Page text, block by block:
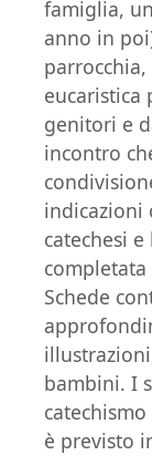
famiglia,
anno in
eucaristica
genitori e
incontro
indicazioni
catechesi
Schede
bambini. I
è previsto